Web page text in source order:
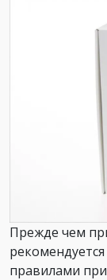
Прежде чем
правилами